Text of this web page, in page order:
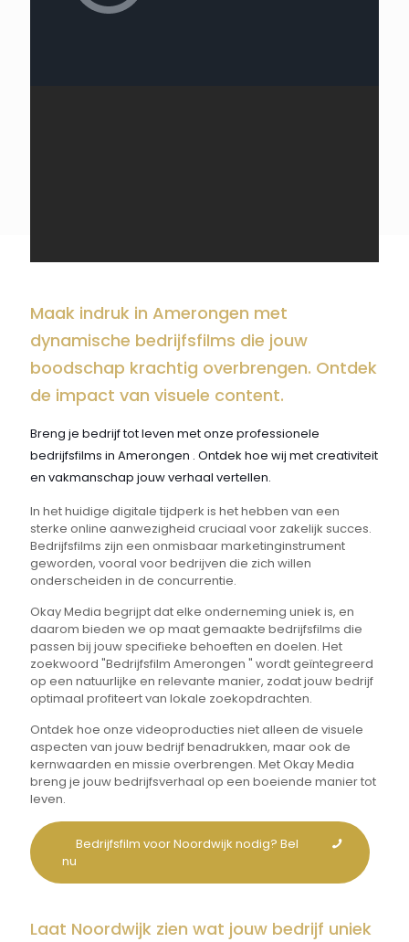
Maak indruk in Amerongen met
dynamische bedrijfsfilms die jouw
boodschap krachtig overbrengen. Ontdek
de impact van visuele content.
Breng je bedrijf tot leven met onze professionele
bedrijfsfilms in Amerongen . Ontdek hoe wij met creativiteit
en vakmanschap jouw verhaal vertellen.
In het huidige digitale tijdperk is het hebben van een
sterke online aanwezigheid cruciaal voor zakelijk succes.
Bedrijfsfilms zijn een onmisbaar marketinginstrument
geworden, vooral voor bedrijven die zich willen
onderscheiden in de concurrentie.
Okay Media begrijpt dat elke onderneming uniek is, en
daarom bieden we op maat gemaakte bedrijfsfilms die
passen bij jouw specifieke behoeften en doelen. Het
zoekwoord "Bedrijfsfilm Amerongen " wordt geïntegreerd
op een natuurlijke en relevante manier, zodat jouw bedrijf
optimaal profiteert van lokale zoekopdrachten.
Ontdek hoe onze videoproducties niet alleen de visuele
aspecten van jouw bedrijf benadrukken, maar ook de
kernwaarden en missie overbrengen. Met Okay Media
breng je jouw bedrijfsverhaal op een boeiende manier tot
leven.
Bedrijfsfilm voor Noordwijk nodig? Bel
nu
Laat Noordwijk zien wat jouw bedrijf uniek